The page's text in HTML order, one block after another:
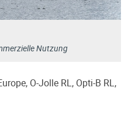
Nutzung
O-Jolle RL, Opti-B RL,